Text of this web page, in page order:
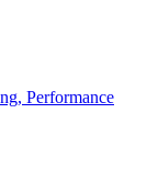
Performance